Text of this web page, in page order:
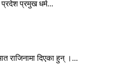
प्रमुख धर्म...
राजिनामा दिएका हुन् ।...